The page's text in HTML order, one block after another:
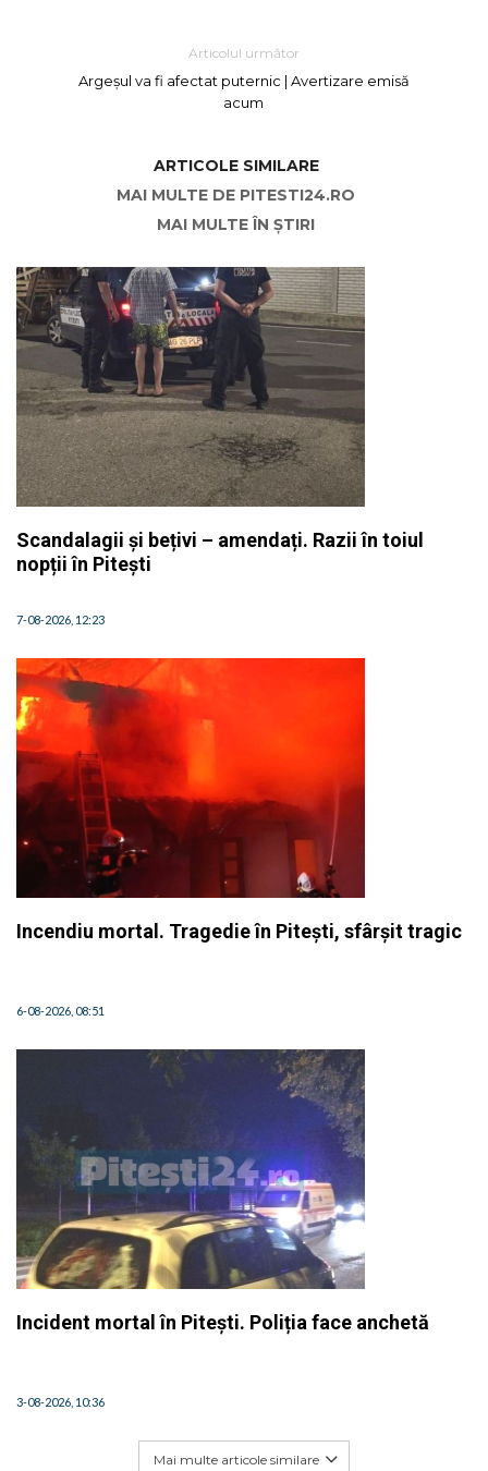
Articolul următor
Argeșul va fi afectat puternic | Avertizare emisă
acum
ARTICOLE SIMILARE
MAI MULTE DE PITESTI24.RO
MAI MULTE ÎN ȘTIRI
Scandalagii și bețivi – amendați. Razii în toiul
nopții în Pitești
7-08-2026, 12:23
Incendiu mortal. Tragedie în Pitești, sfârșit tragic
6-08-2026, 08:51
Incident mortal în Pitești. Poliția face anchetă
3-08-2026, 10:36
Mai multe articole similare